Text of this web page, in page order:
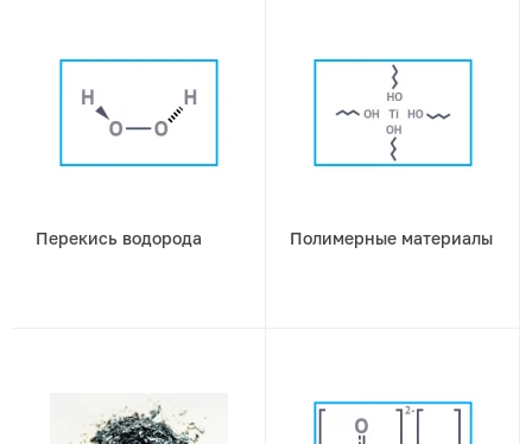
Перекись водорода Полимерные материалы